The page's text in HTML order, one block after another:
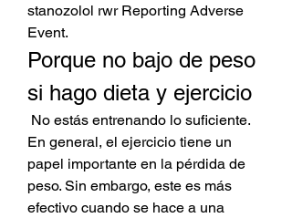
stanozolol rwr Reporting Adverse
Event.
Porque no bajo de peso
si hago dieta y ejercicio
En general, el ejercicio tiene un
papel importante en la pérdida de
peso. Sin embargo, este es más
efectivo cuando se hace a una